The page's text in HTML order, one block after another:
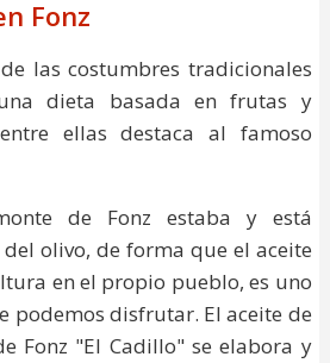
Fonz
las costumbres tradicionales
dieta basada en frutas y
ellas destaca al famoso
de Fonz estaba y está
olivo, de forma que el aceite
en el propio pueblo, es uno
podemos disfrutar. El aceite de
Fonz "El Cadillo" se elabora y